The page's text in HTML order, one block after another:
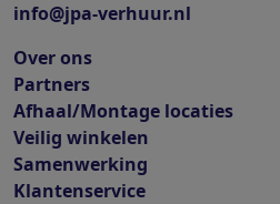
info@jpa-verhuur.nl
Over ons
Partners
Afhaal/Montage locaties
Veilig winkelen
Samenwerking
Klantenservice